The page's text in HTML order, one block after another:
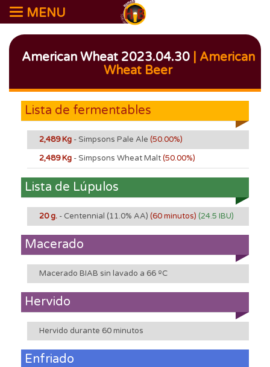
MENU
American Wheat 2023.04.30| American
Wheat Beer
Lista de fermentables
2,489 Kg - Simpsons Pale Ale (50.00%)
2,489 Kg - Simpsons Wheat Malt(50.00%)
Lista de Lúpulos
20 g. - Centennial (11.0% AA) (60 minutos) (24.5 IBU)
Macerado
Macerado BIAB sin lavado a 66 ºC
Hervido
Hervido durante 60 minutos
Enfriado